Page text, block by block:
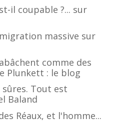
il coupable ?... sur
massive sur
comme des
Plunkett : le blog
sûres. Tout est
Baland
Réaux, et l'homme...